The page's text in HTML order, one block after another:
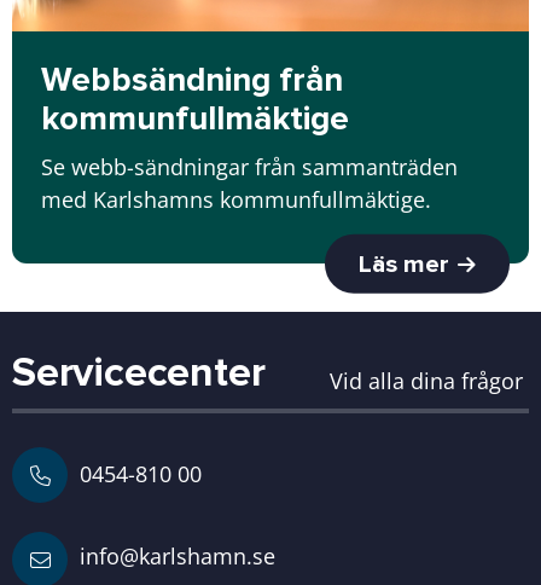
Webbsändning från
kommunfullmäktige
Se webb-sändningar från sammanträden
med Karlshamns kommunfullmäktige.
Läs mer
Servicecenter Vid alla dina frågor
0454-810 00
info@karlshamn.se